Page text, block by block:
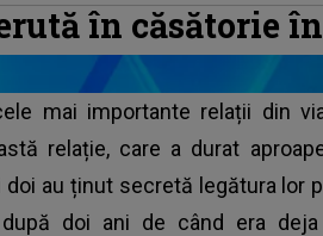
în căsătorie
mai importante relații din
relație, care a durat
doi au ținut secretă legătura lor
după doi ani de când era